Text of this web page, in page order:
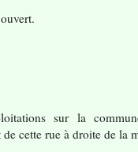
sur la
cette rue à droite de la